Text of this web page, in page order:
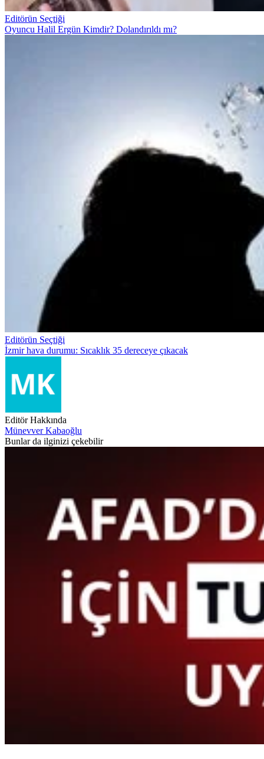
Editörün Seçtiği
Oyuncu Halil Ergün Kimdir? Dolandırıldı mı?
Editörün Seçtiği
İzmir hava durumu: Sıcaklık 35 dereceye çıkacak
Editör Hakkında
Münevver Kabaoğlu
Bunlar da ilginizi çekebilir